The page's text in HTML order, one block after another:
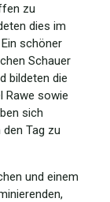
zu
dies im
schöner
Schauer
bildeten die
Rawe sowie
sich
Tag zu
und einem